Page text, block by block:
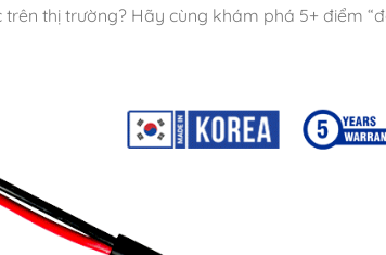
thị trường? Hãy cùng khám phá 5+ điểm